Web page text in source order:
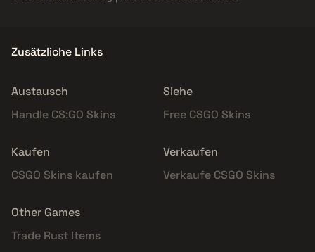
Zusätzliche Links
Austausch
Handle CS:GO Skins
Siehe
Free CSGO Skins
Kaufen
CSGO Skins kaufen
Verkaufen
Verkaufe CSGO Skins
Other Games
Trade Rust Items